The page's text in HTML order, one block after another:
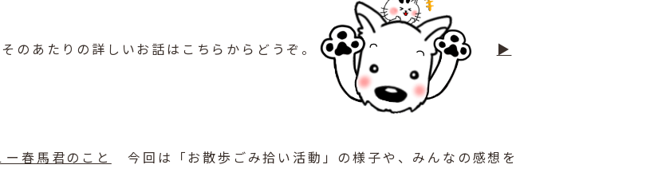
あたりの詳しいお話はこちらからどうぞ。 ▶
ー春馬君のこと 今回は「お散歩ごみ拾い活動」の様子や、みんなの感想を